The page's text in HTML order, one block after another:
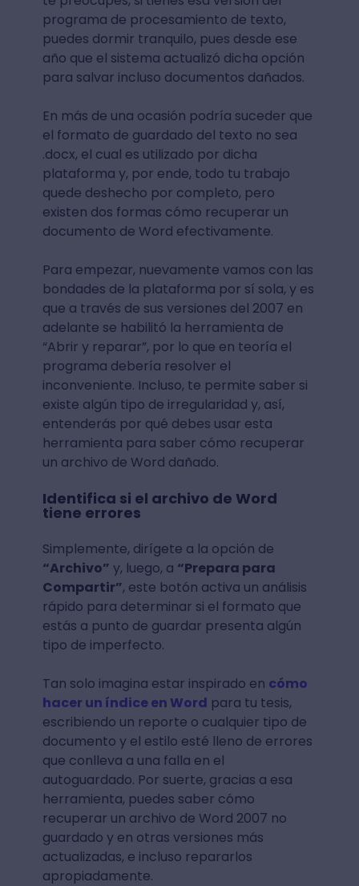
programa de procesamiento de texto,
puedes dormir tranquilo, pues desde ese
año que el sistema actualizó dicha opción
para salvar incluso documentos dañados.
En más de una ocasión podría suceder que
el formato de guardado del texto no sea
.docx, el cual es utilizado por dicha
plataforma y, por ende, todo tu trabajo
quede deshecho por completo, pero
existen dos formas cómo recuperar un
documento de Word efectivamente.
Para empezar, nuevamente vamos con las
bondades de la plataforma por sí sola, y es
que a través de sus versiones del 2007 en
adelante se habilitó la herramienta de
“Abrir y reparar”, por lo que en teoría el
programa debería resolver el
inconveniente. Incluso, te permite saber si
existe algún tipo de irregularidad y, así,
entenderás por qué debes usar esta
herramienta para saber cómo recuperar
un archivo de Word dañado.
Identifica si el archivo de Word
tiene errores
Simplemente, dirígete a la opción de
“Archivo” y, luego, a “Prepara para
Compartir”, este botón activa un análisis
rápido para determinar si el formato que
estás a punto de guardar presenta algún
tipo de imperfecto.
Tan solo imagina estar inspirado en cómo
hacer un índice en Word para tu tesis,
escribiendo un reporte o cualquier tipo de
documento y el estilo esté lleno de errores
que conlleva a una falla en el
autoguardado. Por suerte, gracias a esa
herramienta, puedes saber cómo
recuperar un archivo de Word 2007 no
guardado y en otras versiones más
actualizadas, e incluso repararlos
apropiadamente.